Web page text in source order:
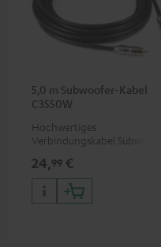
5,0 m Subwoofer-Kabel
C3550W
Hochwertiges
Verbindungskabel Subwoofer
24,99 €